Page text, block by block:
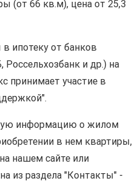
(от 66 кв.м), цена от 25,3
ипотеку от банков
и др.) на
принимает участие в
информацию о жилом
в нем квартиры,
нашем сайте или
из раздела "Контакты" -